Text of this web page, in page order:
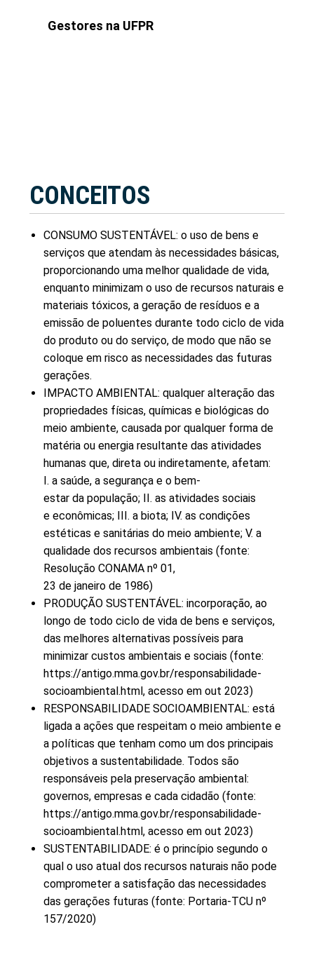
Gestores na UFPR
CONCEITOS
CONSUMO SUSTENTÁVEL: o uso de bens e
serviços que atendam às necessidades básicas,
proporcionando uma melhor qualidade de vida,
enquanto minimizam o uso de recursos naturais e
materiais tóxicos, a geração de resíduos e a
emissão de poluentes durante todo ciclo de vida
do produto ou do serviço, de modo que não se
coloque em risco as necessidades das futuras
gerações.
IMPACTO AMBIENTAL: qualquer alteração das
propriedades físicas, químicas e biológicas do
meio ambiente, causada por qualquer forma de
matéria ou energia resultante das atividades
humanas que, direta ou indiretamente, afetam:
I. a saúde, a segurança e o bem-
estar da população; II. as atividades sociais
e econômicas; III. a biota; IV. as condições
estéticas e sanitárias do meio ambiente; V. a
qualidade dos recursos ambientais (fonte:
Resolução CONAMA nº 01,
23 de janeiro de 1986)
PRODUÇÃO SUSTENTÁVEL: incorporação, ao
longo de todo ciclo de vida de bens e serviços,
das melhores alternativas possíveis para
minimizar custos ambientais e sociais (fonte:
https://antigo.mma.gov.br/responsabilidade-
socioambiental.html, acesso em out 2023)
RESPONSABILIDADE SOCIOAMBIENTAL: está
ligada a ações que respeitam o meio ambiente e
a políticas que tenham como um dos principais
objetivos a sustentabilidade. Todos são
responsáveis pela preservação ambiental:
governos, empresas e cada cidadão (fonte:
https://antigo.mma.gov.br/responsabilidade-
socioambiental.html, acesso em out 2023)
SUSTENTABILIDADE: é o princípio segundo o
qual o uso atual dos recursos naturais não pode
comprometer a satisfação das necessidades
das gerações futuras (fonte: Portaria-TCU nº
157/2020)